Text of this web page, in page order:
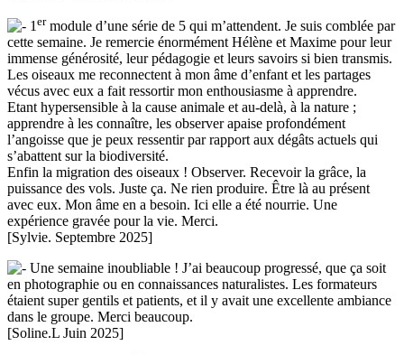
1 ermodule d’une série de 5 qui m’attendent. Je suis comblée par
cette semaine. Je remercie énormément Hélène et Maxime pour leur
immense générosité, leur pédagogie et leurs savoirs si bien transmis.
Les oiseaux me reconnectent à mon âme d’enfant et les partages
vécus avec eux a fait ressortir mon enthousiasme à apprendre.
Etant hypersensible à la cause animale et au-delà, à la nature ;
apprendre à les connaître, les observer apaise profondément
l’angoisse que je peux ressentir par rapport aux dégâts actuels qui
s’abattent sur la biodiversité.
Enfin la migration des oiseaux ! Observer. Recevoir la grâce, la
puissance des vols. Juste ça. Ne rien produire. Être là au présent
avec eux. Mon âme en a besoin. Ici elle a été nourrie. Une
expérience gravée pour la vie. Merci.
[Sylvie. Septembre 2025]
Une semaine inoubliable ! J’ai beaucoup progressé, que ça soit
en photographie ou en connaissances naturalistes. Les formateurs
étaient super gentils et patients, et il y avait une excellente ambiance
dans le groupe. Merci beaucoup.
[Soline.L Juin 2025]